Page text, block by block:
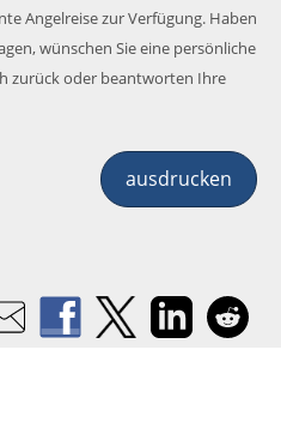
Angelreise zur Verfügung. Haben
wünschen Sie eine persönliche
zurück oder beantworten Ihre
ausdrucken